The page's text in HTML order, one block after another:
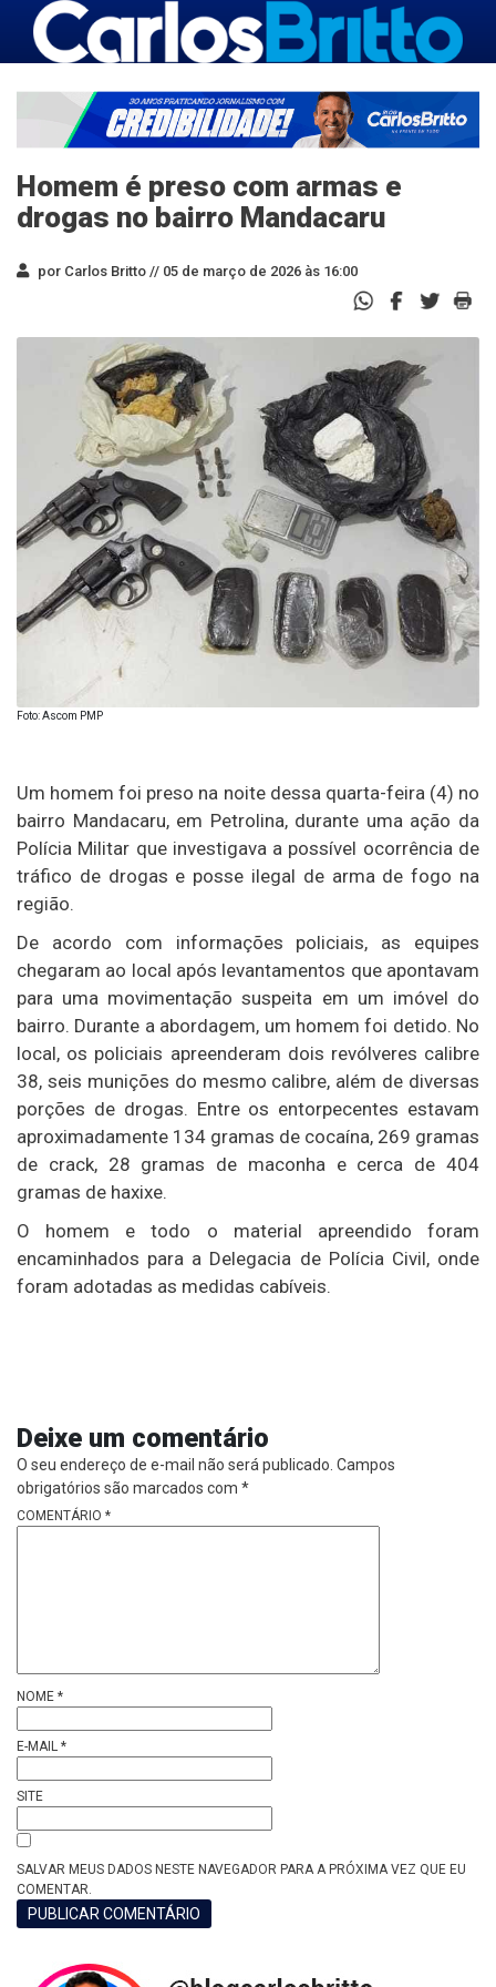
Homem é preso com armas e
drogas no bairro Mandacaru
por Carlos Britto // 05 de março de 2026 às 16:00
Foto: Ascom PMP
Um homem foi preso na noite dessa quarta-feira (4) no
bairro Mandacaru, em Petrolina, durante uma ação da
Polícia Militar que investigava a possível ocorrência de
tráfico de drogas e posse ilegal de arma de fogo na
região.
De acordo com informações policiais, as equipes
chegaram ao local após levantamentos que apontavam
para uma movimentação suspeita em um imóvel do
bairro. Durante a abordagem, um homem foi detido. No
local, os policiais apreenderam dois revólveres calibre
38, seis munições do mesmo calibre, além de diversas
porções de drogas. Entre os entorpecentes estavam
aproximadamente 134 gramas de cocaína, 269 gramas
de crack, 28 gramas de maconha e cerca de 404
gramas de haxixe.
O homem e todo o material apreendido foram
encaminhados para a Delegacia de Polícia Civil, onde
foram adotadas as medidas cabíveis.
Deixe um comentário
O seu endereço de e-mail não será publicado. Campos
obrigatórios são marcados com *
COMENTÁRIO *
NOME *
E-MAIL *
SITE
SALVAR MEUS DADOS NESTE NAVEGADOR PARA A PRÓXIMA VEZ QUE EU
COMENTAR.